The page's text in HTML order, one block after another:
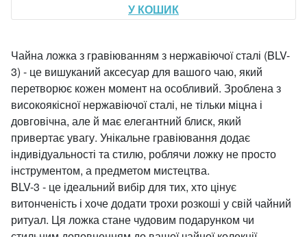
У КОШИК
Чайна ложка з гравіюванням з нержавіючої сталі (BLV-
3) - це вишуканий аксесуар для вашого чаю, який
перетворює кожен момент на особливий. Зроблена з
високоякісної нержавіючої сталі, не тільки міцна і
довговічна, але й має елегантний блиск, який
привертає увагу. Унікальне гравіювання додає
індивідуальності та стилю, роблячи ложку не просто
інструментом, а предметом мистецтва.
BLV-3 - це ідеальний вибір для тих, хто цінує
витонченість і хоче додати трохи розкоші у свій чайний
ритуал. Ця ложка стане чудовим подарунком чи